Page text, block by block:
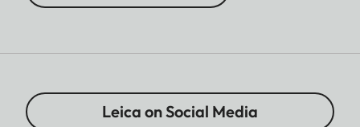
Leica on Social Media